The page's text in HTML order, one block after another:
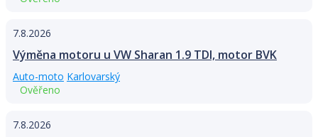
7.8.2026
Výměna motoru u VW Sharan 1.9 TDI, motor BVK
Auto-moto Karlovarský
Ověřeno
7.8.2026